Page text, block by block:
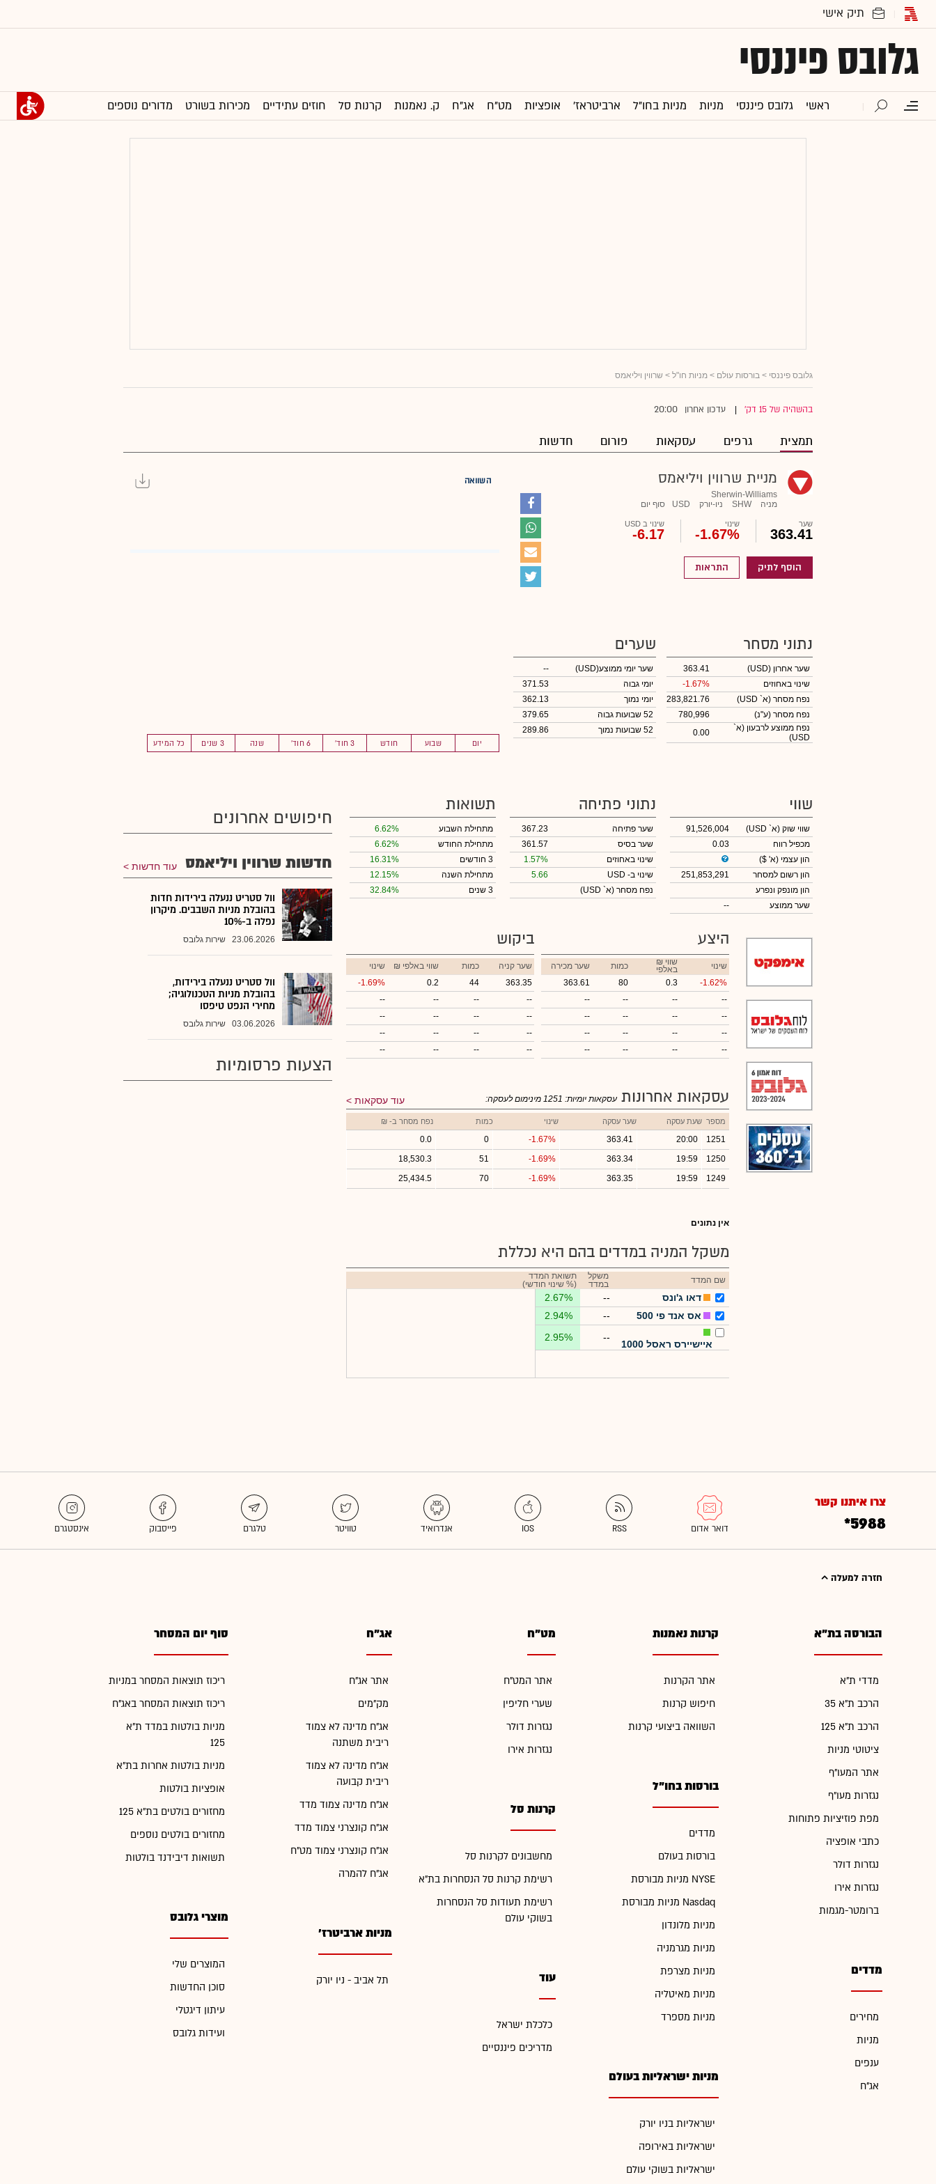
גלובס פיננסי
ראשי גלובס פיננסי מניות מניות בחו"ל ארביטראז' אופציות מט"ח אג"ח ק. נאמנות קרנות סל חוזים עתידיים מכירות בשורט מדורים נוספים
גלובס פיננסי > בורסות עולם > מניות חו"ל > שרווין ויליאמס
בהשהיה של 15 דק' עדכון אחרון 20:00
תמצית גרפים עסקאות פורום חדשות
מניית שרווין ויליאמס
Sherwin-Williams
מניה
SHW ניו-יורק USD סוף יום
שער
363.41
שינוי
-1.67%
שינוי ב USD
-6.17
הוסף לתיק התראות
השוואה
יום שבוע חודש 3 חוד' 6 חוד' שנה 3 שנים כל המידע
נתוני מסחר
שער אחרון (USD)
363.41
שינוי באחוזים
-1.67%
נפח מסחר (א` USD)
283,821.76
נפח מסחר (ע"נ)
780,996
נפח ממוצע לרבעון (א`
USD)
0.00
שערים
שער יומי ממוצע(USD)
--
יומי גבוה
371.53
יומי נמוך
362.13
52 שבועות גבוה
379.65
52 שבועות נמוך
289.86
שווי
שווי שוק (א` USD)
91,526,004
מכפיל רווח
0.03
הון עצמי (א' $)
הון רשום למסחר
251,853,291
הון מונפק ונפרע
שער ממוצע
--
נתוני פתיחה
שער פתיחה
367.23
שער בסיס
361.57
שינוי באחוזים
1.57%
שינוי ב- USD
5.66
נפח מסחר (א` USD)
תשואות
מתחילת השבוע
6.62%
מתחילת החודש
6.62%
3 חודשים
16.31%
מתחילת השנה
12.15%
3 שנים
32.84%
היצע
שינוי ₪ שווי
באלפי כמות
שער מכירה
-1.62%
0.3
80
363.61
--
--
--
--
--
--
--
--
--
--
--
--
--
--
--
--
ביקוש
שער קניה כמות ₪ שווי באלפי
שינוי
363.35
44
0.2
-1.69%
--
--
--
--
--
--
--
--
--
--
--
--
--
--
--
--
עסקאות אחרונות עוד עסקאות עסקאות יומיות: 1251 מינימום לעסקה:
מספר שעת עסקה שער עסקה שינוי כמות נפח מסחר ב- ₪
1251
20:00
363.41
-1.67%
0
0.0
1250
19:59
363.34
-1.69%
51
18,530.3
1249
19:59
363.35
-1.69%
70
25,434.5
אין נתונים
משקל המניה במדדים בהם היא נכללת
שם המדד
משקל
במדד
תשואת המדד
(% שינוי חודשי)
דאו ג'ונס --
2.67%
אס אנד פי 500
--
2.94%
איישיירס ראסל 1000
--
2.95%
חיפושים אחרונים
חדשות שרווין ויליאמס עוד חדשות
וול סטריט ננעלה בירידות חדות
בהובלת מניות השבבים. מיקרון
נפלה ב-10%
23.06.2026 שירות גלובס
וול סטריט ננעלה בירידות,
בהובלת מניות הטכנולוגיה;
מחירי הנפט טיפסו
03.06.2026 שירות גלובס
הצעות פרסומיות
צרו איתנו קשר
*5988
חזרה למעלה
הבורסה בת"א
מדדי ת"א
הרכב ת"א 35
הרכב ת"א 125
ציטוטי מניות
אתר המעו"ף
נגזרות מעו"ף
מפת פוזיציות פתוחות
כתבי אופציה
נגזרות דולר
נגזרות אירו
ברומטר-מגמות
מדדים
מחירים
מניות
ענפים
אג"ח
קרנות נאמנות
אתר הקרנות
חיפוש קרנות
השוואה ביצועי קרנות
בורסות בחו"ל
מדדים
בורסות בעולם
מניות מבורסת NYSE
מניות מבורסת Nasdaq
מניות מלונדון
מניות מגרמניה
מניות מצרפת
מניות מאיטליה
מניות מספרד
מניות ישראליות בעולם
ישראליות בניו יורק
ישראליות באירופה
ישראליות בשוקי עולם
מט"ח
אתר המט"ח
שערי חליפין
נגזרות דולר
נגזרות אירו
קרנות סל
מחשבונים לקרנות סל
רשימת קרנות סל הנסחרות בת"א
רשימת תעודות סל הנסחרות
בשוקי עולם
עוד
כלכלת ישראל
מדריכים פיננסיים
אג"ח
אתר אג"ח
מק"מים
אג"ח מדינה לא צמוד
ריבית משתנה
אג"ח מדינה לא צמוד
ריבית קבועה
אג"ח מדינה צמוד מדד
אג"ח קונצרני צמוד מדד
אג"ח קונצרני צמוד מט"ח
אג"ח להמרה
מניות ארביטרז'
תל אביב - ניו יורק
סוף יום המסחר
ריכוז תוצאות המסחר במניות
ריכוז תוצאות המסחר באג"ח
מניות בולטות במדד ת"א
125
מניות בולטות אחרות בת"א
אופציות בולטות
מחזורים בולטים בת"א 125
מחזורים בולטים נוספים
תשואות דיבידנד בולטות
מוצרי גלובס
המוצרים שלי
סוכן החדשות
עיתון דיגטלי
ועידות גלובס